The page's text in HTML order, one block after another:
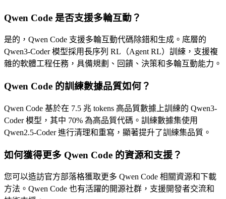
Qwen Code 是否支援多輪互動？
是的，Qwen Code 支援多輪互動代碼除錯和生成。底層的
Qwen3-Coder 模型採用長序列 RL（Agent RL）訓練，支援複
雜的軟體工程任務，具備規劃、回饋、決策和多輪互動能力。
Qwen Code 的訓練數據品質如何？
Qwen Code 基於在 7.5 兆 tokens 高品質數據上訓練的 Qwen3-
Coder 模型，其中 70% 為高品質代碼。訓練數據集使用
Qwen2.5-Coder 進行清理和重寫，顯著提升了訓練集品質。
如何獲得更多 Qwen Code 的資源和支援？
您可以造訪官方部落格獲取更多 Qwen Code 相關資源和下載
方法。Qwen Code 也有活躍的開源社群，支援開發者交流和